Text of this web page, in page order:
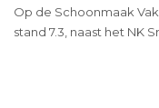
Op de Schoonmaak
stand 7.3, naast het NK